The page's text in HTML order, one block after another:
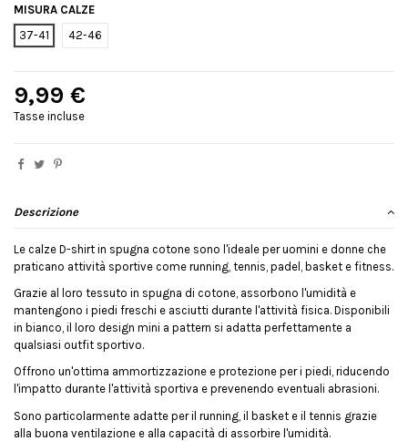
MISURA CALZE
37-41
42-46
9,99 €
Tasse incluse
Descrizione
Le calze D-shirt in spugna cotone sono l'ideale per uomini e donne che
praticano attività sportive come running, tennis, padel, basket e fitness.
Grazie al loro tessuto in spugna di cotone, assorbono l'umidità e
mantengono i piedi freschi e asciutti durante l'attività fisica. Disponibili
in bianco, il loro design mini a pattern si adatta perfettamente a
qualsiasi outfit sportivo.
Offrono un'ottima ammortizzazione e protezione per i piedi, riducendo
l'impatto durante l'attività sportiva e prevenendo eventuali abrasioni.
Sono particolarmente adatte per il running, il basket e il tennis grazie
alla buona ventilazione e alla capacità di assorbire l'umidità.